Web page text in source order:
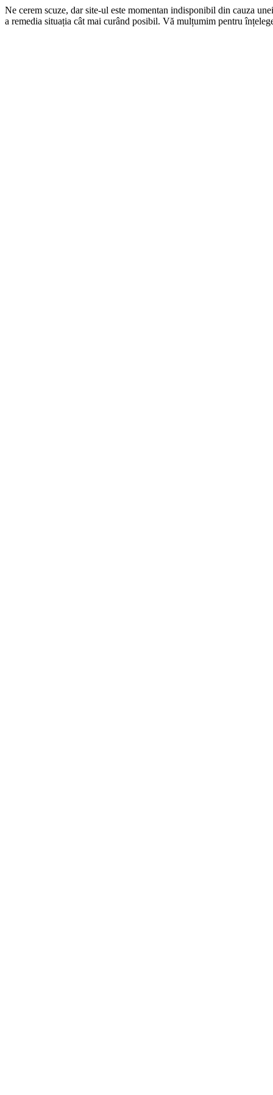
Ne cerem scuze, dar site-ul este momentan indisponibil din cauza
a remedia situația cât mai curând posibil. Vă mulțumim pentru